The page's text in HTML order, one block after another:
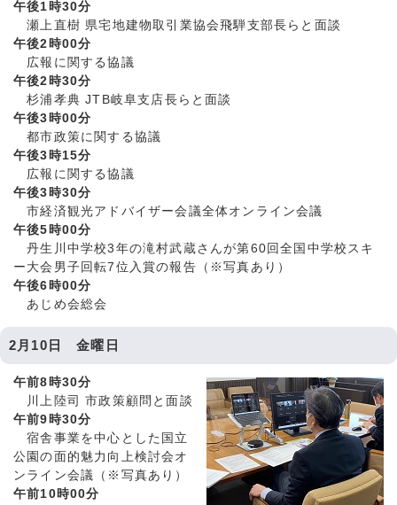
午後1時30分
瀬上直樹 県宅地建物取引業協会飛騨支部長らと面談
午後2時00分
広報に関する協議
午後2時30分
杉浦孝典 JTB岐阜支店長らと面談
午後3時00分
都市政策に関する協議
午後3時15分
広報に関する協議
午後3時30分
市経済観光アドバイザー会議全体オンライン会議
午後5時00分
丹生川中学校3年の滝村武蔵さんが第60回全国中学校スキ
ー大会男子回転7位入賞の報告（※写真あり）
午後6時00分
あじめ会総会
2月10日 金曜日
午前8時30分
川上陸司 市政策顧問と面談
午前9時30分
宿舎事業を中心とした国立
公園の面的魅力向上検討会オ
ンライン会議（※写真あり）
午前10時00分